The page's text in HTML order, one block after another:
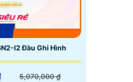
I2 Đầu Ghi Hình
5,070,000 ₫